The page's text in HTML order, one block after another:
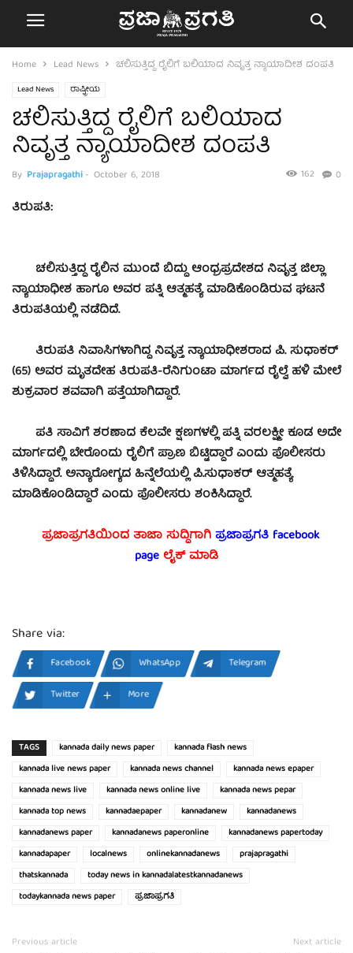
Home Lead News ಚಲಿಸುತ್ತಿದ್ದ ರೈಲಿಗೆ ಬಲಿಯಾದ ನಿವೃತ್ತ ನ್ಯಾಯಾದೀಶ ದಂಪತಿ
Lead News ರಾಷ್ಟ್ರೀಯ
ಚಲಿಸುತ್ತಿದ್ದ ರೈಲಿಗೆ ಬಲಿಯಾದ
ನಿವೃತ್ತ ನ್ಯಾಯಾದೀಶ ದಂಪತಿ
By Prajapragathi- October 6, 2018 0
162
ತಿರುಪತಿ:
ಚಲಿಸುತ್ತಿದ್ದ ರೈಲಿನ ಮುಂದೆ ಬಿದ್ದು ಆಂಧ್ರಪ್ರದೇಶದ ನಿವೃತ್ತ ಜಿಲ್ಲಾ
ನ್ಯಾಯಾಧೀಶ ಹಾಗೂ ಅವರ ಪತ್ನಿ ಆತ್ಮಹತ್ಯೆ ಮಾಡಿಕೊಂಡಿರುವ ಘಟನೆ
ತಿರುಪತಿಯಲ್ಲಿ ನಡೆದಿದೆ.
ತಿರುಪತಿ ನಿವಾಸಿಗಳಾಗಿದ್ದ ನಿವೃತ್ತ ನ್ಯಾಯಾಧೀಶರಾದ ಪಿ. ಸುಧಾಕರ್
(65) ಅವರ ಮೃತದೇಹ ತಿರುಪತಿ-ರೆನಿಗುಂಟಾ ಮಾರ್ಗದ ರೈಲ್ವೆ ಹಳಿ ಮೇಲೆ
ಶುಕ್ರವಾರ ಶವವಾಗಿ ಪತ್ತೆಯಾಗಿದ್ದಾರೆ.
ಪತಿ ಸಾವಿಗೆ ಶರಣಾದ ಕೆಲವೇ ಕ್ಷಣಗಳಲ್ಲಿ ಪತ್ನಿ ವರಲಕ್ಷ್ಮೀ ಕೂಡ ಅದೇ
ಮಾರ್ಗದಲ್ಲಿ ಬೇರೊಂದು ರೈಲಿಗೆ ಪ್ರಾಣ ಬಿಟ್ಟಿದ್ದಾರೆ ಎಂದು ಪೊಲೀಸರು
ತಿಳಿಸಿದ್ದಾರೆ. ಅನ್ಯಾರೋಗ್ಯದ ಹಿನ್ನೆಲೆಯಲ್ಲಿ ಪಿ.ಸುಧಾಕರ್ ಆತ್ಮಹತ್ಯೆ
ಮಾಡಿಕೊಂಡಿದ್ದಾರೆ ಎಂದು ಪೊಲೀಸರು ಶಂಕಿಸಿದ್ದಾರೆ.
ಪ್ರಜಾಪ್ರಗತಿಯಿಂದ ತಾಜಾ ಸುದ್ದಿಗಾಗಿಪ್ರಜಾಪ್ರಗತಿ facebook
page ಲೈಕ್ ಮಾಡಿ
Share via:
Facebook WhatsApp
Telegram
Twitter
More
TAGS kannada daily news paper
kannada flash news
kannada live news paper
kannada news channel
kannada news epaper
kannada news live
kannada news online live
kannada news pepar
kannada top news
kannadaepaper kannadanew
kannadanews
kannadanews paper
kannadanews paperonline
kannadanews papertoday
kannadapaper
localnews onlinekannadanews
prajapragathi
thatskannada
today news in kannadalatestkannadanews
todaykannada news paper
ಪ್ರಜಾಪ್ರಗತಿ
Previous article Next article